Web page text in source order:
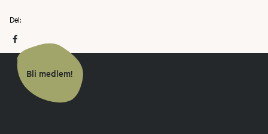
Del:
Bli medlem!